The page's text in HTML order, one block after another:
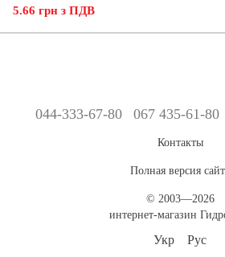
5.66 грн з ПДВ
044-333-67-80 067 435-61-80
Контакты
Полная версия
© 2003—2026
интернет-магазин
Укр Рус